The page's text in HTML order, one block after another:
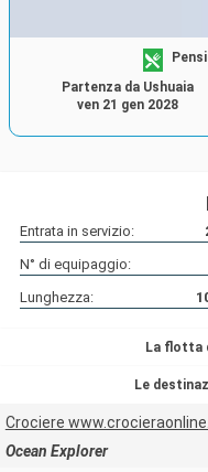
Partenza da Ushuaia
ven 21 gen 2028
Entrata in servizio:
N° di equipaggio:
Lunghezza:
La flotta
Le
Crociere
Ocean Explorer